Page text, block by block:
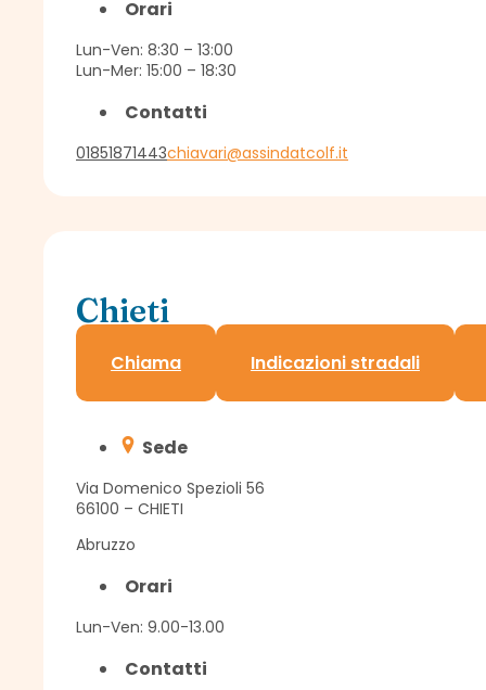
Orari
Lun-Ven: 8:30 – 13:00
Lun-Mer: 15:00 – 18:30
Contatti
01851871443chiavari@assindatcolf.it
Chieti
Sportello Assindatcolf c/o Confagricoltura
Chiama Indicazioni stradali
Sede
Via Domenico Spezioli 56
66100 – CHIETI
Abruzzo
Orari
Lun-Ven: 9.00-13.00
Contatti